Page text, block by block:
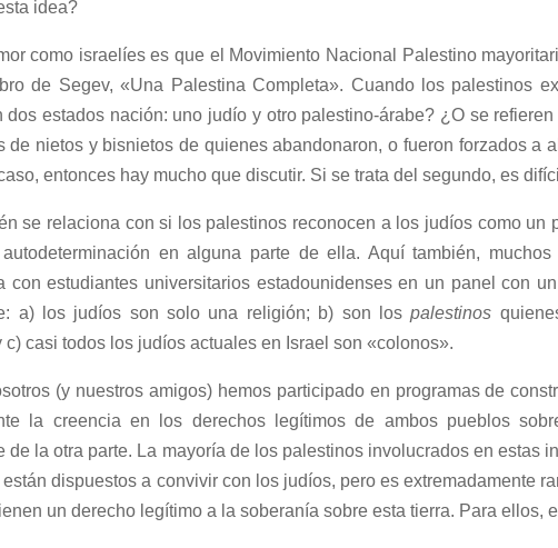
idea?
como israelíes es que el Movimiento Nacional Palestino
de Segev, «Una Palestina Completa». Cuando los palestinos
dos estados nación: uno judío y otro palestino-árabe? ¿O se
de nietos y bisnietos de quienes abandonaron, o fueron forzados a
entonces hay mucho que discutir. Si se trata del segundo, es
se relaciona con si los palestinos reconocen a los judíos como
en alguna parte de ella. Aquí también,
con estudiantes universitarios estadounidenses en un panel con
a) los judíos son solo una religión; b) son lospalestinos
c) casi todos los judíos actuales en Israel son «colonos».
(y nuestros amigos) hemos participado en programas de
la creencia en los derechos legítimos de ambos pueblos
de la otra parte. La mayoría de los palestinos involucrados en
dispuestos a convivir con los judíos, pero es extremadamente
un derecho legítimo a la soberanía sobre esta tierra. Para ellos,